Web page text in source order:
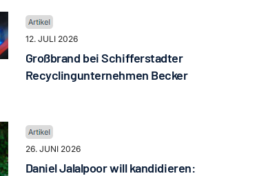
12. JULI 2026
Großbrand bei Schifferstadter
Recyclingunternehmen Becker
26. JUNI 2026
Daniel Jalalpoor will kandidieren: